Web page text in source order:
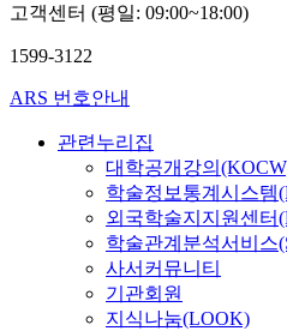
고객센터 (평일: 09:00~18:00)
1599-3122
ARS 번호안내
관련누리집
대학공개강의
학술정보통계시스템
외국학술지지원센터
학술관계분석서비스
사서커뮤니티
기관회원
지식나눔(LOOK)